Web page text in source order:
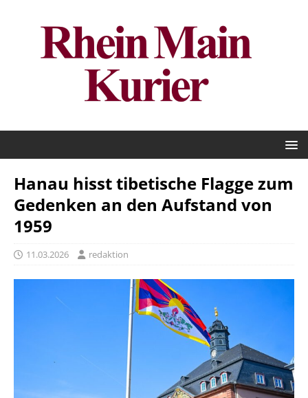
Hanau hisst tibetische Flagge zum
Gedenken an den Aufstand von
1959
11.03.2026 redaktion